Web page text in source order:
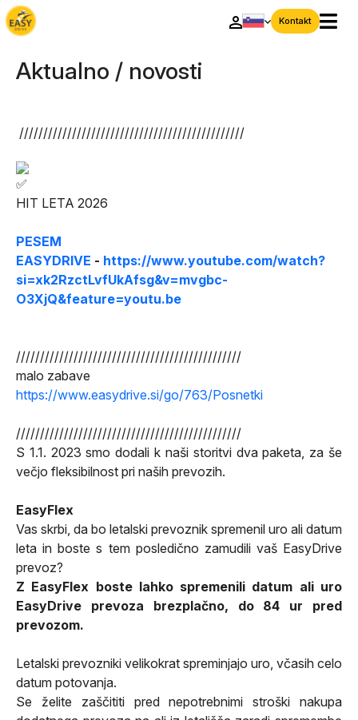
Kontakt
Aktualno / novosti
///////////////////////////////////////////////
HIT LETA 2026
PESEM
EASYDRIVE - https://www.youtube.com/watch?
si=xk2RzctLvfUkAfsg&v=mvgbc-
O3XjQ&feature=youtu.be
///////////////////////////////////////////////
malo zabave
https://www.easydrive.si/go/763/Posnetki
///////////////////////////////////////////////
S 1.1. 2023 smo dodali k naši storitvi dva paketa, za še
večjo fleksibilnost pri naših prevozih.
EasyFlex
Vas skrbi, da bo letalski prevoznik spremenil uro ali datum
leta in boste s tem posledično zamudili vaš EasyDrive
prevoz?
Z EasyFlex boste lahko spremenili datum ali uro
EasyDrive prevoza brezplačno, do 84 ur pred
prevozom.
Letalski prevozniki velikokrat spreminjajo uro, včasih celo
datum potovanja.
Se želite zaščititi pred nepotrebnimi stroški nakupa